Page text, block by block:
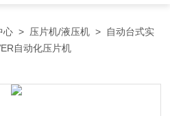
心 > 压片机/液压机 > 自动台式实
自动化压片机